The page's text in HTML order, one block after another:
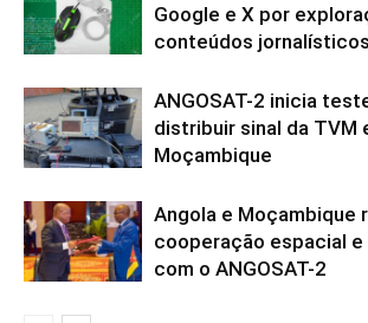
Google e X por
conteúdos jornalísticos
ANGOSAT-2 inicia
distribuir sinal da TVM
Moçambique
Angola e Moçambique
cooperação espacial
com o ANGOSAT-2